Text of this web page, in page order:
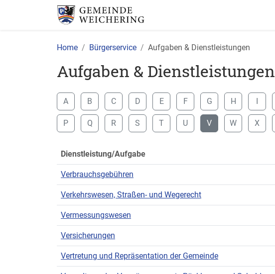
Home Bürgerservice Aufgaben & Dienstleistungen
Aufgaben & Dienstleistungen
A B C D E F G H I
P Q R S T U V W X
Dienstleistung/Aufgabe
Verbrauchsgebühren
Verkehrswesen, Straßen- und Wegerecht
Vermessungswesen
Versicherungen
Vertretung und Repräsentation der Gemeinde